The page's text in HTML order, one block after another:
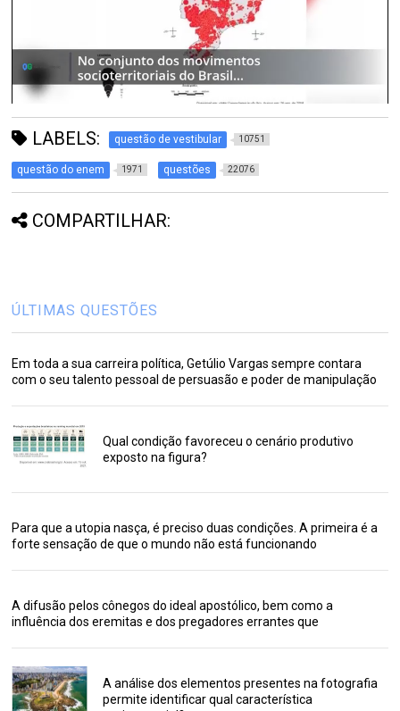
LABELS: questão de vestibular 10751
questão do enem 1971 questões 22076
COMPARTILHAR:
ÚLTIMAS QUESTÕES
Em toda a sua carreira política, Getúlio Vargas sempre contara
com o seu talento pessoal de persuasão e poder de manipulação
Qual condição favoreceu o cenário produtivo
exposto na figura?
Para que a utopia nasça, é preciso duas condições. A primeira é a
forte sensação de que o mundo não está funcionando
A difusão pelos cônegos do ideal apostólico, bem como a
influência dos eremitas e dos pregadores errantes que
A análise dos elementos presentes na fotografia
permite identificar qual característica